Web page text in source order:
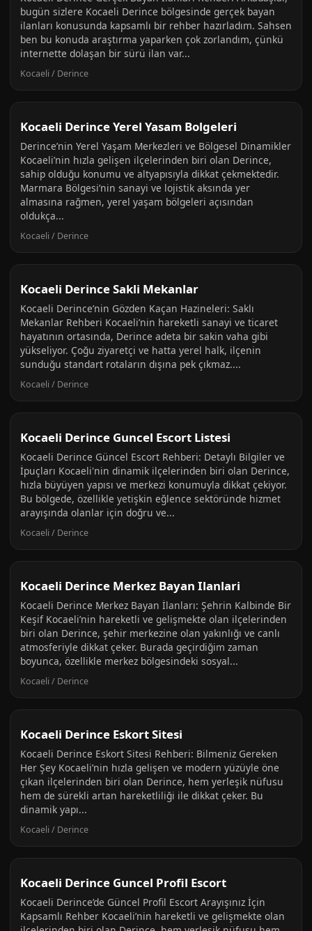
bugün sizlere Kocaeli Derince bölgesinde gerçek bayan
ilanları konusunda kapsamlı bir rehber hazırladım. Sahsen
ben bu konuda araştırma yaparken çok zorlandım, çünkü
internette dolaşan bir sürü ilan var...
Kocaeli / Derince
Kocaeli Derince Yerel Yasam Bolgeleri
Derince’nin Yerel Yaşam Merkezleri ve Bölgesel Dinamikler
Kocaeli’nin hızla gelişen ilçelerinden biri olan Derince,
sahip olduğu konumu ve altyapısıyla dikkat çekmektedir.
Marmara Bölgesi’nin sanayi ve lojistik aksında yer
almasına rağmen, yerel yaşam bölgeleri açısından
oldukça...
Kocaeli / Derince
Kocaeli Derince Sakli Mekanlar
Kocaeli Derince’nin Gözden Kaçan Hazineleri: Saklı
Mekanlar Rehberi Kocaeli’nin hareketli sanayi ve ticaret
hayatının ortasında, Derince adeta bir sakin vaha gibi
yükseliyor. Çoğu ziyaretçi ve hatta yerel halk, ilçenin
sunduğu standart rotaların dışına pek çıkmaz....
Kocaeli / Derince
Kocaeli Derince Guncel Escort Listesi
Kocaeli Derince Güncel Escort Rehberi: Detaylı Bilgiler ve
İpuçları Kocaeli'nin dinamik ilçelerinden biri olan Derince,
hızla büyüyen yapısı ve merkezi konumuyla dikkat çekiyor.
Bu bölgede, özellikle yetişkin eğlence sektöründe hizmet
arayışında olanlar için doğru ve...
Kocaeli / Derince
Kocaeli Derince Merkez Bayan Ilanlari
Kocaeli Derince Merkez Bayan İlanları: Şehrin Kalbinde Bir
Keşif Kocaeli’nin hareketli ve gelişmekte olan ilçelerinden
biri olan Derince, şehir merkezine olan yakınlığı ve canlı
atmosferiyle dikkat çeker. Burada geçirdiğim zaman
boyunca, özellikle merkez bölgesindeki sosyal...
Kocaeli / Derince
Kocaeli Derince Eskort Sitesi
Kocaeli Derince Eskort Sitesi Rehberi: Bilmeniz Gereken
Her Şey Kocaeli’nin hızla gelişen ve modern yüzüyle öne
çıkan ilçelerinden biri olan Derince, hem yerleşik nüfusu
hem de sürekli artan hareketliliği ile dikkat çeker. Bu
dinamik yapı...
Kocaeli / Derince
Kocaeli Derince Guncel Profil Escort
Kocaeli Derince’de Güncel Profil Escort Arayışınız İçin
Kapsamlı Rehber Kocaeli’nin hareketli ve gelişmekte olan